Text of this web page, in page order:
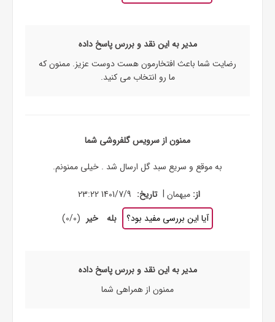
مدیر به این نقد و بررس پاسخ داده
رضایت شما باعث افتخارمون هست دوست عزیز. ممنون که
ما رو انتخاب می کنید.
ممنون از سرویس گلفروشی شما
به موقع و سریع سبد گل ارسال شد . خیلی ممنونم.
از: میهمان | تاریخ: 1401/7/9 23:22
آیا این بررسی مفید بود؟
بله خیر (
0/0
)
مدیر به این نقد و بررس پاسخ داده
ممنون از همراهی شما